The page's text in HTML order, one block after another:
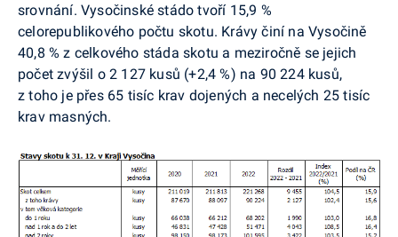
srovnání. Vysočinské stádo tvoří 15,9 %
celorepublikového počtu skotu. Krávy činí na Vysočině
40,8 % z celkového stáda skotu a meziročně se jejich
počet zvýšil o 2 127 kusů (+2,4 %) na 90 224 kusů,
z toho je přes 65 tisíc krav dojených a necelých 25 tisíc
krav masných.